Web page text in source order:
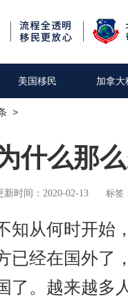
美国移民 加拿大
>
什么那
新时间：2020-02-13 标签
知从何时开始
已经在国外了
了。越来越多